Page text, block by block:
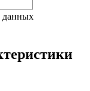
данных